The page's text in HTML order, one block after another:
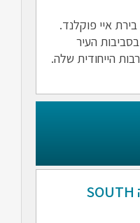
איי פוקלנד.
העיר
הייחודית שלה.
שייט אל דרום ג'ורג'יה SOUTH